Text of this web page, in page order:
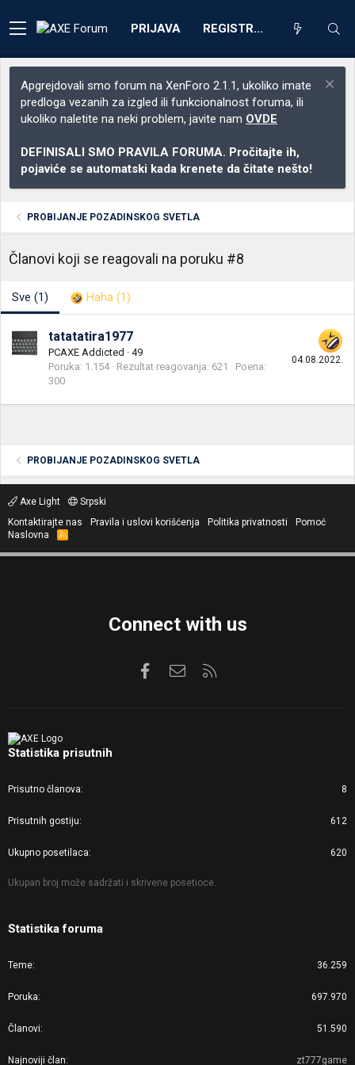
PRIJAVA REGISTRACIJA
Apgrejdovali smo forum na XenForo 2.1.1, ukoliko imate
predloga vezanih za izgled ili funkcionalnost foruma, ili
ukoliko naletite na neki problem, javite nam OVDE
DEFINISALI SMO PRAVILA FORUMA. Pročitajte ih,
pojaviće se automatski kada krenete da čitate nešto!
PROBIJANJE POZADINSKOG SVETLA
Članovi koji se reagovali na poruku #8
Sve (1) Haha (1)
04.08.2022.
tatatatira1977
PCAXE Addicted · 49
Poruka 1.154 Rezultat reagovanja 621
Poena
300
PROBIJANJE POZADINSKOG SVETLA
Axe Light
Srpski
Kontaktirajte nas
Pravila i uslovi korišćenja Politika privatnosti
Pomoć
Naslovna
R
S
Connect with us
FacebookKontaktirajte nas
Statistika prisutnih
Prisutno članova 8
Prisutnih gostiju 612
Ukupno posetilaca 620
Ukupan broj može sadržati i skrivene posetioce.
Statistika foruma
Teme 36.259
Poruka 697.970
Članovi 51.590
Najnoviji član zt777game